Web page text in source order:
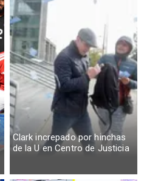
Clark increpado por hinchas
de la U en Centro de Justicia